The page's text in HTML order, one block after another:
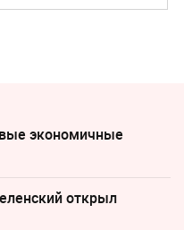
экономичные
открыл